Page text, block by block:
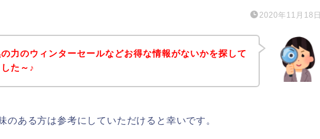
2020年11月18日
力のウィンターセールなどお得な情報がないかを探して
た～♪
のある方は参考にしていただけると幸いです。